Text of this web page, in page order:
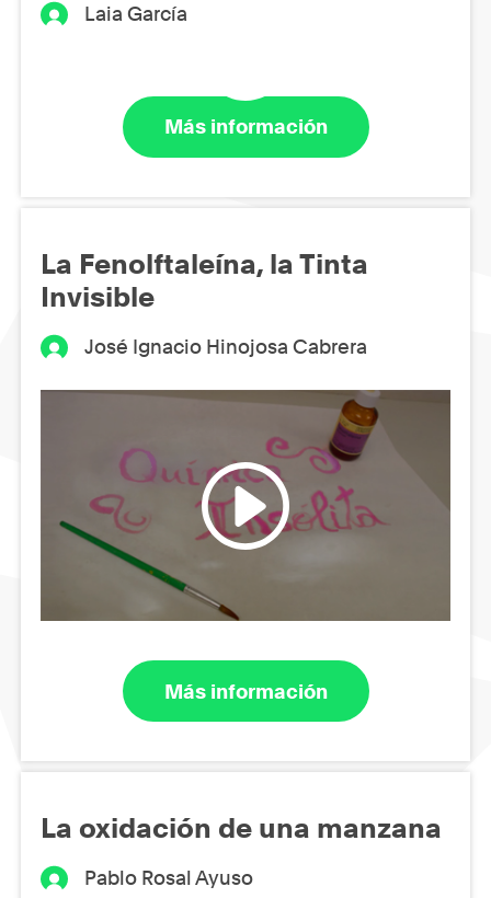
Laia García
Más información
La Fenolftaleína, la Tinta
Invisible
José Ignacio Hinojosa Cabrera
Más información
La oxidación de una manzana
Pablo Rosal Ayuso